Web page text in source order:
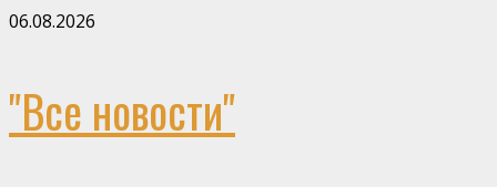
Skip
06.08.2026
"Все новости"